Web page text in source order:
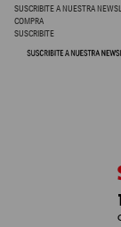
SUSCRIBITE A NUESTRA
COMPRA
SUSCRIBITE